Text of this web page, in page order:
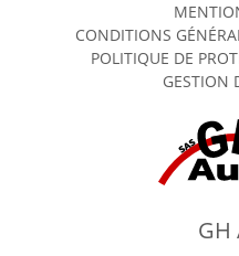
CONDITIONS
POLITIQUE DE
GESTION
GH